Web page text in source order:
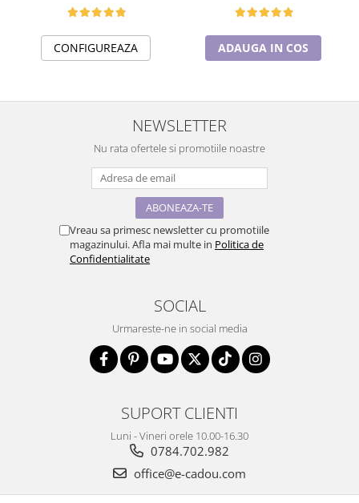
CONFIGUREAZA ADAUGA IN COS
NEWSLETTER
Nu rata ofertele si promotiile noastre
Vreau sa primesc newsletter cu promotiile
magazinului. Afla mai multe in Politica de
Confidentialitate
SOCIAL
Urmareste-ne in social media
SUPORT CLIENTI
Luni - Vineri orele 10.00-16.30
0784.702.982
office@e-cadou.com